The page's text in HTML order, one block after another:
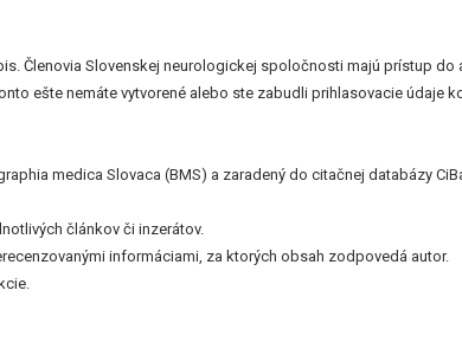
Členovia Slovenskej neurologickej spoločnosti majú prístup
ešte nemáte vytvorené alebo ste zabudli prihlasovacie údaje
medica Slovaca (BMS) a zaradený do citačnej databázy
článkov či inzerátov.
informáciami, za ktorých obsah zodpovedá autor.